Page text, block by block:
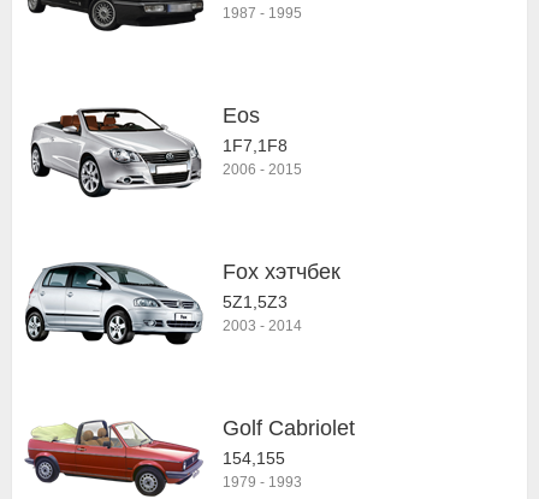
1987 - 1995
Eos
1F7,1F8
2006 - 2015
Fox хэтчбек
5Z1,5Z3
2003 - 2014
Golf Cabriolet
154,155
1979 - 1993